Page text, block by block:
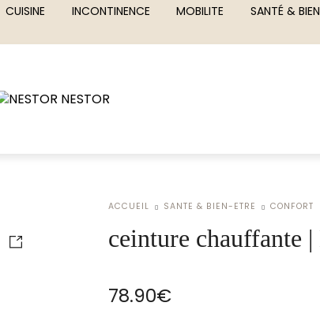
CUISINE INCONTINENCE MOBILITE SANTÉ &
ACCUEIL SANTE & BIEN-ETRE CONFORT
ceinture chauffante
78.90€